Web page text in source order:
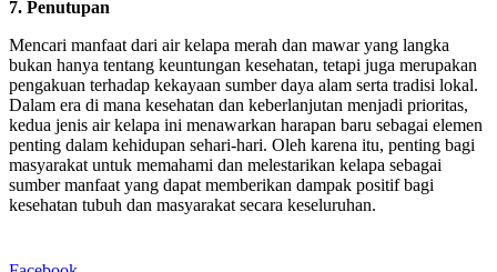
7. Penutupan
Mencari manfaat dari air kelapa merah dan mawar yang langka
bukan hanya tentang keuntungan kesehatan, tetapi juga merupakan
pengakuan terhadap kekayaan sumber daya alam serta tradisi lokal.
Dalam era di mana kesehatan dan keberlanjutan menjadi prioritas,
kedua jenis air kelapa ini menawarkan harapan baru sebagai elemen
penting dalam kehidupan sehari-hari. Oleh karena itu, penting bagi
masyarakat untuk memahami dan melestarikan kelapa sebagai
sumber manfaat yang dapat memberikan dampak positif bagi
kesehatan tubuh dan masyarakat secara keseluruhan.